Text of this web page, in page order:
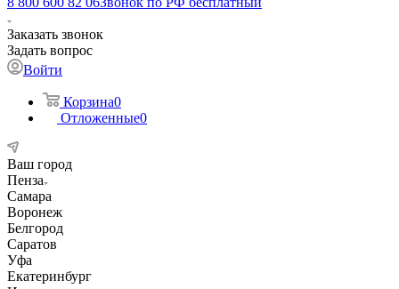
Заказать звонок
Задать вопрос
Войти
Корзина0
Отложенные0
Ваш город
Пенза
Самара
Воронеж
Белгород
Саратов
Уфа
Екатеринбург